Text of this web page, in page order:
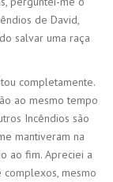
de David,
salvar uma raça
completamente.
ao mesmo tempo
Incêndios são
mantiveram na
ao fim. Apreciei a
mesmo